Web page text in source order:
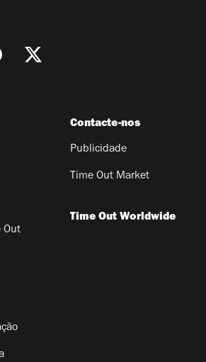
Out
Contacte-nos
Publicidade
Time Out Market
Time Out Worldwide